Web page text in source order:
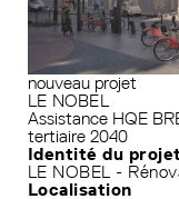
nouveau projet
LE NOBEL
Assistance HQE
tertiaire 2040
Identité du projet
LE NOBEL -
Localisation